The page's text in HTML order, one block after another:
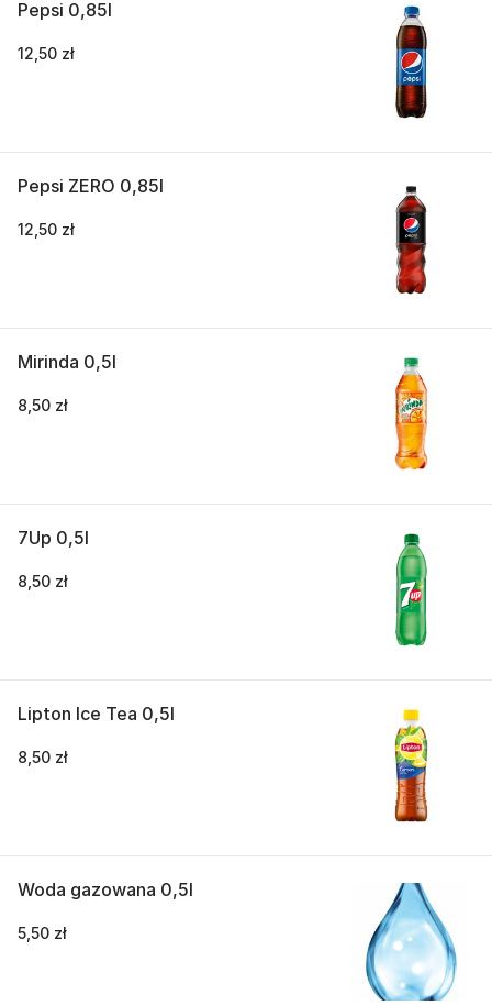
Pepsi 0,85l
12,50 zł
Pepsi ZERO 0,85l
12,50 zł
Mirinda 0,5l
8,50 zł
7Up 0,5l
8,50 zł
Lipton Ice Tea 0,5l
8,50 zł
Woda gazowana 0,5l
5,50 zł